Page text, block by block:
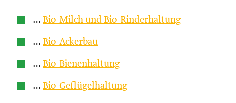
… Bio-Milch und Bio-Rinderhaltung
… Bio-Ackerbau
… Bio-Bienenhaltung
… Bio-Geflügelhaltung